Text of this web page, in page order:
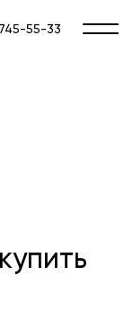
55-33